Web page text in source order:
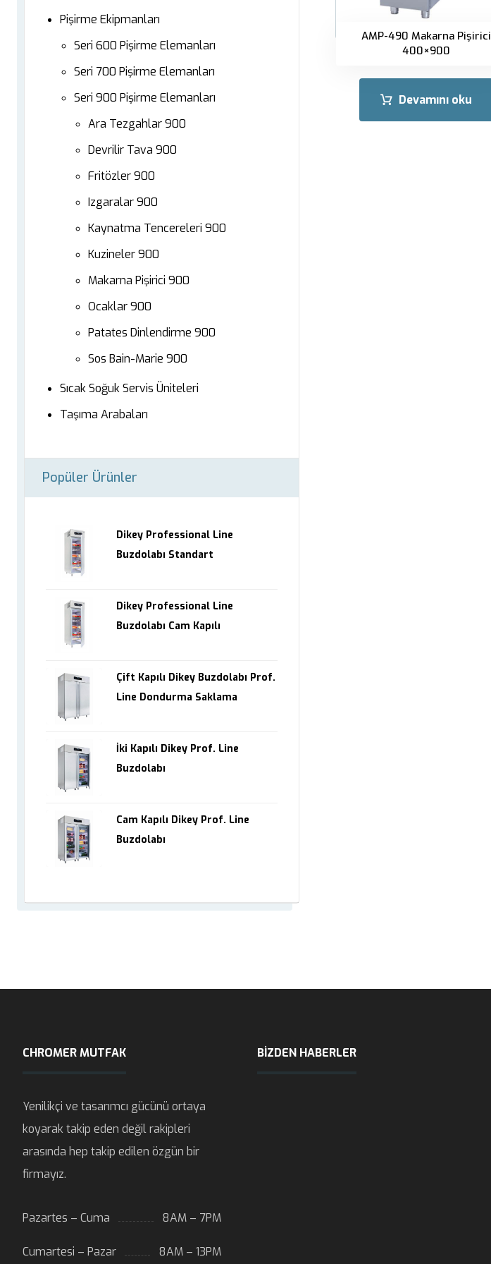
AMP-490 Makarna Pişirici
400×900
Devamını oku
Pişirme Ekipmanları
Seri 600 Pişirme Elemanları
Seri 700 Pişirme Elemanları
Seri 900 Pişirme Elemanları
Ara Tezgahlar 900
Devrilir Tava 900
Fritözler 900
Izgaralar 900
Kaynatma Tencereleri 900
Kuzineler 900
Makarna Pişirici 900
Ocaklar 900
Patates Dinlendirme 900
Sos Bain-Marie 900
Sıcak Soğuk Servis Üniteleri
Taşıma Arabaları
Popüler Ürünler
Dikey Professional Line
Buzdolabı Standart
Dikey Professional Line
Buzdolabı Cam Kapılı
Çift Kapılı Dikey Buzdolabı Prof.
Line Dondurma Saklama
İki Kapılı Dikey Prof. Line
Buzdolabı
Cam Kapılı Dikey Prof. Line
Buzdolabı
CHROMER MUTFAK
Yenilikçi ve tasarımcı gücünü ortaya
koyarak takip eden değil rakipleri
arasında hep takip edilen özgün bir
firmayız.
Pazartes – Cuma 8AM – 7PM
Cumartesi – Pazar 8AM – 13PM
BIZDEN HABERLER